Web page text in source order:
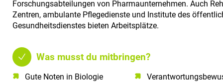
Forschungsabteilungen von Pharmaunternehmen. Auch
Zentren, ambulante Pflegedienste und Institute des
Gesundheitsdienstes bieten Arbeitsplätze.
Was musst du mitbringen?
Gute Noten in Biologie​